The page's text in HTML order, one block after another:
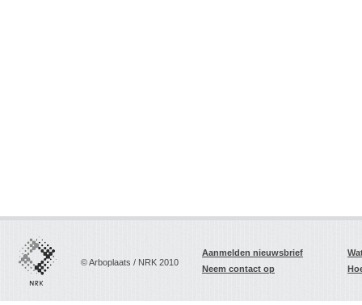
© Arboplaats / NRK 2010
Aanmelden nieuwsbrief
Neem contact op